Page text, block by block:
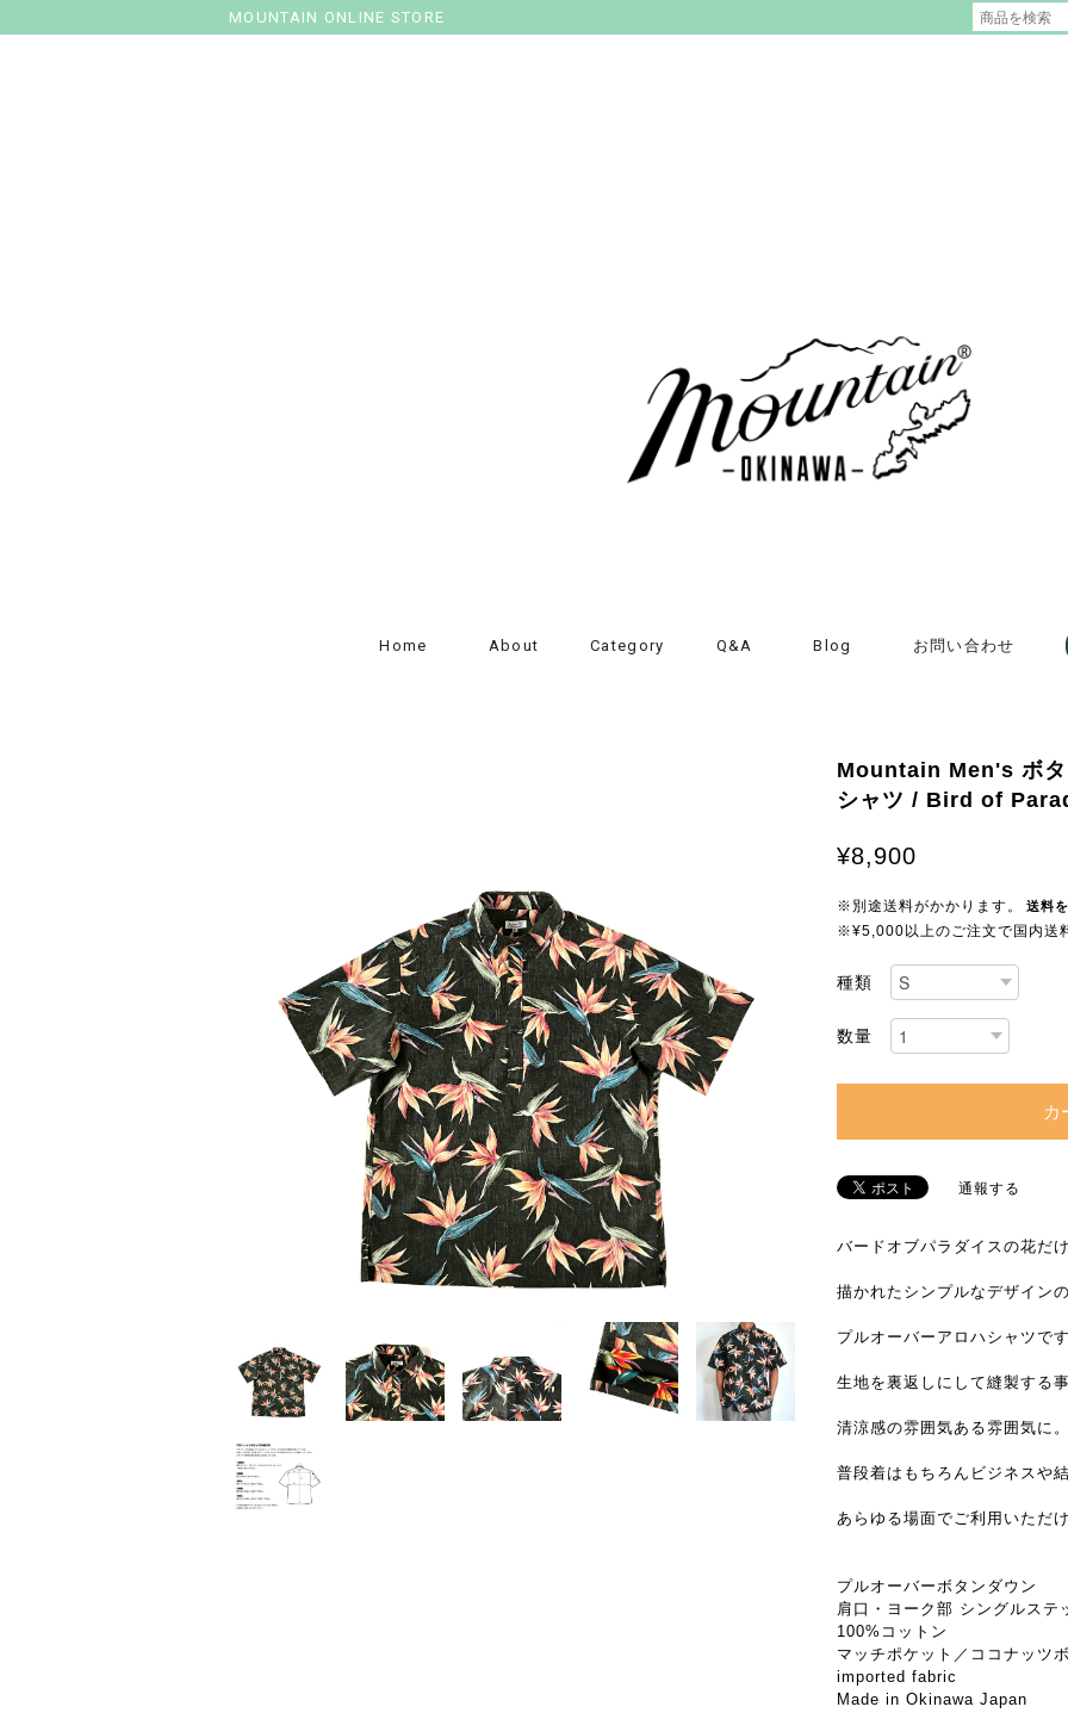
MOUNTAIN ONLINE STORE
Home About Category Q&A Blog お問い合わせ
Mountain Men's ボタ
シャツ / Bird of
¥8,900
※別途送料がかかります。 送料
※¥5,000以上のご注文で国内送
種類
数量
カ
通報する
バードオブパラダイスの花だ
描かれたシンプルなデザインの
プルオーバーアロハシャツです
生地を裏返しにして縫製する
清涼感の雰囲気ある雰囲気に。
普段着はもちろんビジネスや
あらゆる場面でご利用いただけ
プルオーバーボタンダウン
肩口・ヨーク部 シングルステ
100%コットン
マッチポケット／ココナッツ
imported fabric
Made in Okinawa Japan